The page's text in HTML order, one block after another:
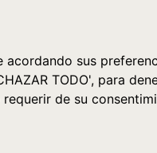
sus
TODO', para
de su